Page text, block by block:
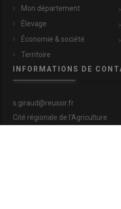
Mon département
Élevage
Économie & société
Territoire
INFORMATIONS DE
s.giraud@reussir.fr
Cité régionale de l’Agriculture